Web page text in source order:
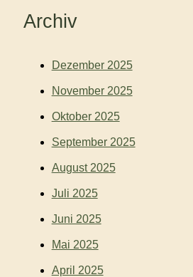
Archiv
Dezember 2025
November 2025
Oktober 2025
September 2025
August 2025
Juli 2025
Juni 2025
Mai 2025
April 2025